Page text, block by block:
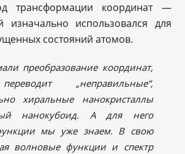
трансформации координат —
изначально использовался для
состояний атомов.
преобразование координат,
„неправильные“,
хиральные нанокристаллы
нанокубоид. А для него
мы уже знаем. В свою
волновые функции и спектр